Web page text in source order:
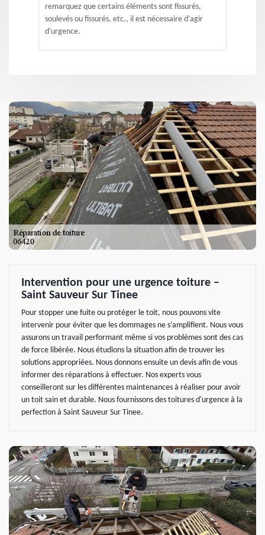
remarquez que certains éléments sont fissurés,
soulevés ou fissurés, etc., il est nécessaire d'agir
d'urgence.
Intervention pour une urgence toiture –
Saint Sauveur Sur Tinee
Pour stopper une fuite ou protéger le toit, nous pouvons vite
intervenir pour éviter que les dommages ne s’amplifient. Nous vous
assurons un travail performant même si vos problèmes sont des cas
de force libérée. Nous étudions la situation afin de trouver les
solutions appropriées. Nous donnons ensuite un devis afin de vous
informer des réparations à effectuer. Nos experts vous
conseilleront sur les différentes maintenances à réaliser pour avoir
un toit sain et durable. Nous fournissons des toitures d'urgence à la
perfection à Saint Sauveur Sur Tinee.